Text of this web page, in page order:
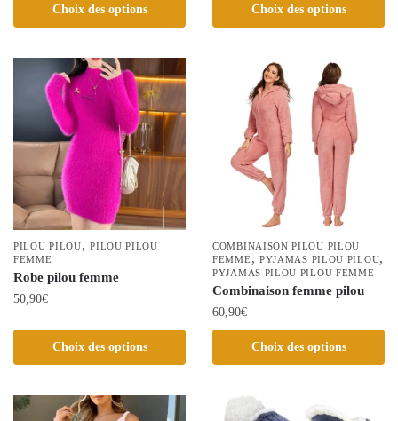
Choix des options
a
variations.
options
peuvent
choisies
sur
la
page
du
produit
Choix des options
produit
variations.
options
peuvent
la
page
PILOU PILOU,PILOU PILOU
FEMME
Robe pilou femme
50,90€
Choix des options
Ce
plusieurs
variations.
COMBINAISON PILOU PILOU
FEMME, PYJAMAS PILOU PILOU,
PYJAMAS PILOU PILOU FEMME
Combinaison femme pilou
60,90€
Choix des options
produit
plusieurs